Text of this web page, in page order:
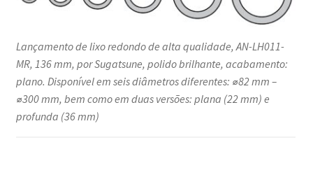
Lançamento de lixo redondo de alta qualidade, AN-LH011-
MR, 136 mm, por Sugatsune, polido brilhante, acabamento:
plano. Disponível em seis diâmetros diferentes: ⌀82 mm –
⌀300 mm, bem como em duas versões: plana (22 mm) e
profunda (36 mm)